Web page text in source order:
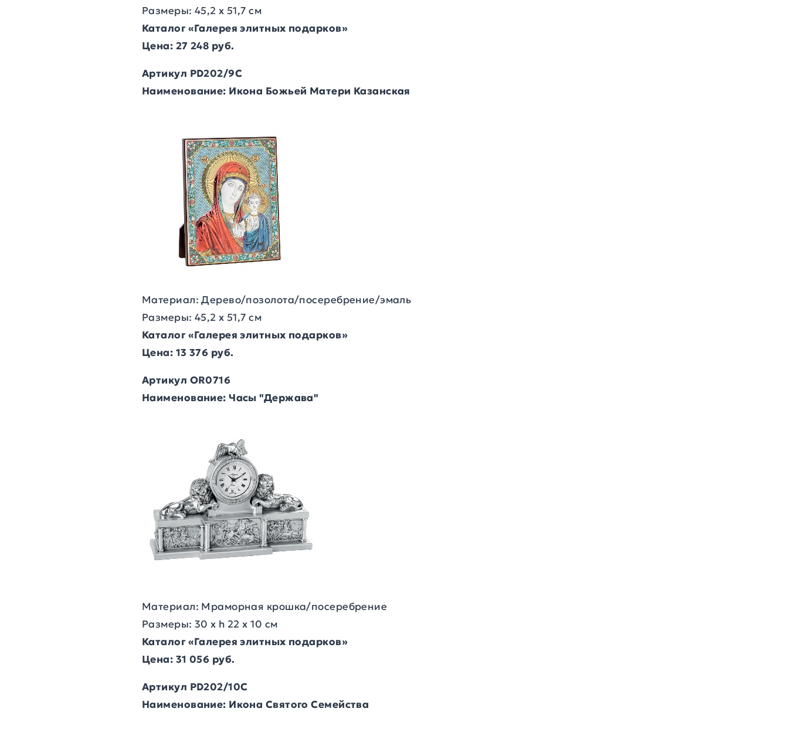
Размеры: 45,2 х 51,7 см
Каталог «Галерея элитных подарков»
Цена: 27 248 руб.
Артикул PD202/9C
Наименование: Икона Божьей Матери Казанская
Материал: Дерево/позолота/посеребрение/эмаль
Размеры: 45,2 х 51,7 см
Каталог «Галерея элитных подарков»
Цена: 13 376 руб.
Артикул OR0716
Наименование: Часы "Держава"
Материал: Мраморная крошка/посеребрение
Размеры: 30 х h 22 х 10 см
Каталог «Галерея элитных подарков»
Цена: 31 056 руб.
Артикул PD202/10C
Наименование: Икона Святого Семейства